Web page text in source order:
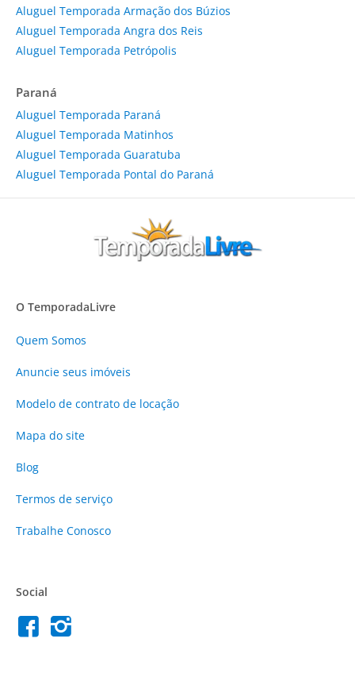
Aluguel Temporada Armação dos Búzios
Aluguel Temporada Angra dos Reis
Aluguel Temporada Petrópolis
Paraná
Aluguel Temporada Paraná
Aluguel Temporada Matinhos
Aluguel Temporada Guaratuba
Aluguel Temporada Pontal do Paraná
O TemporadaLivre
Quem Somos
Anuncie seus imóveis
Modelo de contrato de locação
Mapa do site
Blog
Termos de serviço
Trabalhe Conosco
Social